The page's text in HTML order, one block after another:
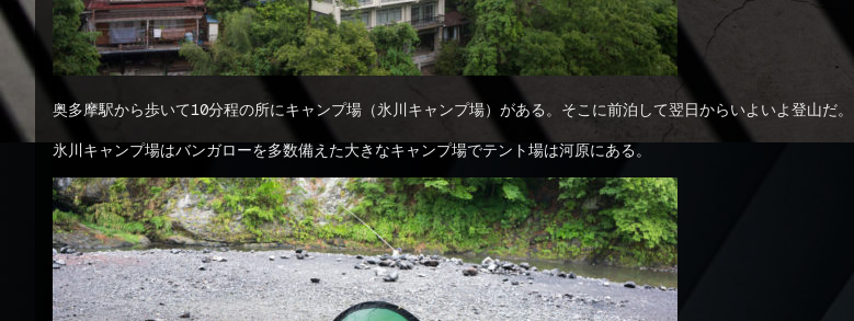
奥多摩駅から歩いて10分程の所にキャンプ場（氷川キャンプ場）がある。そこに前泊して翌日からいよいよ登山だ。
氷川キャンプ場はバンガローを多数備えた大きなキャンプ場でテント場は河原にある。